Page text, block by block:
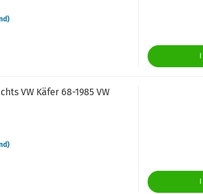
VW Käfer 68-1985 VW